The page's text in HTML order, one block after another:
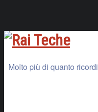
Molto più di quanto ricordi